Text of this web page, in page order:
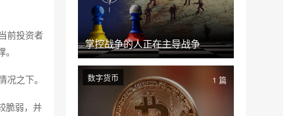
前投资者
之下。
脆弱，并
掌控战争的人正在主导战争
数字货币 1 篇